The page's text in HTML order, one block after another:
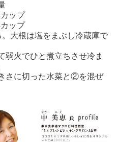
プ
ップ
大根は塩をまぶし冷蔵庫で
火でひと煮立ちさせ冷ま
さに切った水菜と②を混ぜ